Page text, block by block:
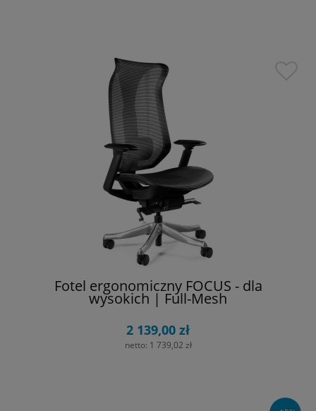
Fotel ergonomiczny FOCUS - dla
wysokich | Full-Mesh
2 139,00 zł
netto: 1 739,02 zł